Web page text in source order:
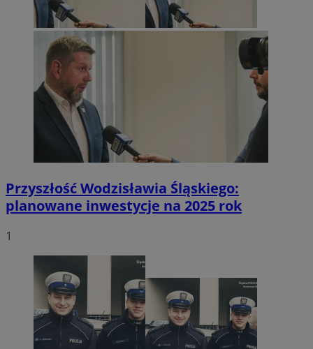
Przyszłość Wodzisławia Śląskiego:
planowane inwestycje na 2025 rok
1